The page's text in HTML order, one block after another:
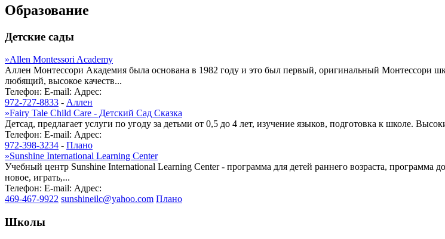
Образование
Детские сады
»Allen Montessori Academy
Аллен Монтессори Академия была основана в 1982 году и это был первый, оригинальный Монтессори
любящий, высокое качеств...
Телефон: E-mail: Адрес:
972-727-8833 - Аллен
»Fairy Tale Child Care - Детский Сад Сказка
Детсад, предлагает услуги по угоду за детьми от 0,5 до 4 лет, изучение языков, подготовка к школе.
Телефон: E-mail: Адрес:
972-398-3234 - Плано
»Sunshine International Learning Center
Учебный центр Sunshine International Learning Center - программа для детей раннего возраста, программа
новое, играть,...
Телефон: E-mail: Адрес:
469-467-9922 sunshineilc@yahoo.com Плано
Школы